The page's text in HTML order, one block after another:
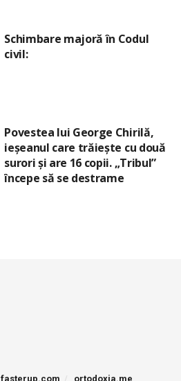
Schimbare majoră în Codul
civil:
Povestea lui George Chirilă,
ieșeanul care trăiește cu două
surori și are 16 copii. „Tribul”
începe să se destrame
fasterup.com ortodoxia.me